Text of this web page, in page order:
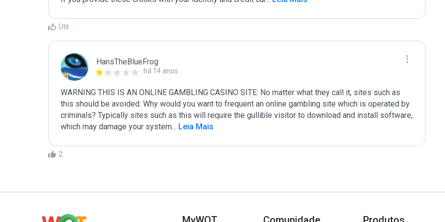
Útil
HansTheBlueFrog
há 14 anos
WARNING THIS IS AN ONLINE GAMBLING CASINO SITE: No matter what they call it, sites such as
this should be avoided. Why would you want to frequent an online gambling site which is operated by
criminals? Typically sites such as this will require the gullible visitor to download and install software,
which may damage your system... Leia Mais
2